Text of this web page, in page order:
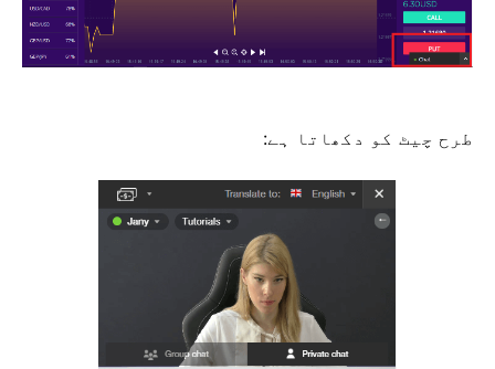
طرح چیٹ کو دکھاتا ہے: